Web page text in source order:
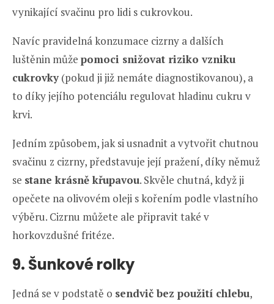
vynikající svačinu pro lidi s cukrovkou.
Navíc pravidelná konzumace cizrny a dalších
luštěnin může pomoci snižovat riziko vzniku
cukrovky(pokud ji již nemáte diagnostikovanou), a
to díky jejího potenciálu regulovat hladinu cukru v
krvi.
Jedním způsobem, jak si usnadnit a vytvořit chutnou
svačinu z cizrny, představuje její pražení, díky němuž
se stane krásně křupavou. Skvěle chutná, když ji
opečete na olivovém oleji s kořením podle vlastního
výběru. Cizrnu můžete ale připravit také v
horkovzdušné fritéze.
9. Šunkové rolky
Jedná se v podstatě o sendvič bez použití chlebu,